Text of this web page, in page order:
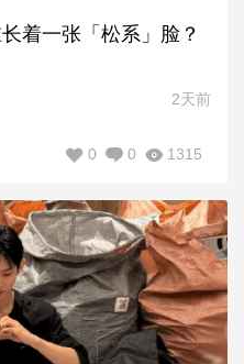
着一张「松系」脸？
2天前
1315
0
0